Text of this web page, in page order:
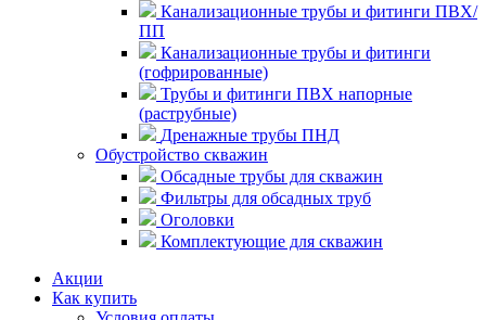
Канализационные трубы и фитинги ПВХ/
ПП
Канализационные трубы и фитинги
(гофрированные)
Трубы и фитинги ПВХ напорные
(раструбные)
Дренажные трубы ПНД
Обустройство скважин
Обсадные трубы для скважин
Фильтры для обсадных труб
Оголовки
Комплектующие для скважин
Акции
Как купить